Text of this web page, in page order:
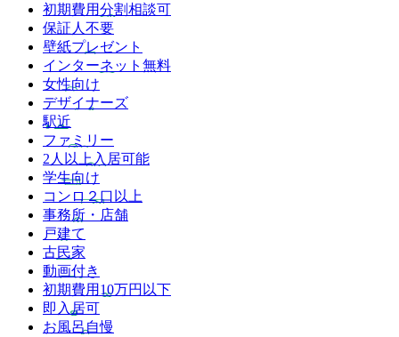
初期費用分割相談可
保証人不要
壁紙プレゼント
インターネット無料
女性向け
デザイナーズ
駅近
ファミリー
2人以上入居可能
学生向け
コンロ２口以上
事務所・店舗
戸建て
古民家
動画付き
初期費用10万円以下
即入居可
お風呂自慢